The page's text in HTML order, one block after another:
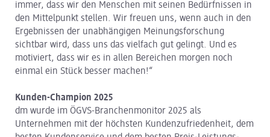
immer, dass wir den Menschen mit seinen Bedürfnissen in
den Mittelpunkt stellen. Wir freuen uns, wenn auch in den
Ergebnissen der unabhängigen Meinungsforschung
sichtbar wird, dass uns das vielfach gut gelingt. Und es
motiviert, dass wir es in allen Bereichen morgen noch
einmal ein Stück besser machen!“
Kunden-Champion 2025
dm wurde im ÖGVS-Branchenmonitor 2025 als
Unternehmen mit der höchsten Kundenzufriedenheit, dem